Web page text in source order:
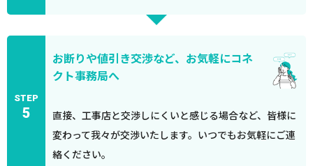
STEP
5
お断りや値引き交渉など、お気軽にコネ
クト事務局へ
直接、工事店と交渉しにくいと感じる場合など、皆様に
変わって我々が交渉いたします。いつでもお気軽にご連
絡ください。